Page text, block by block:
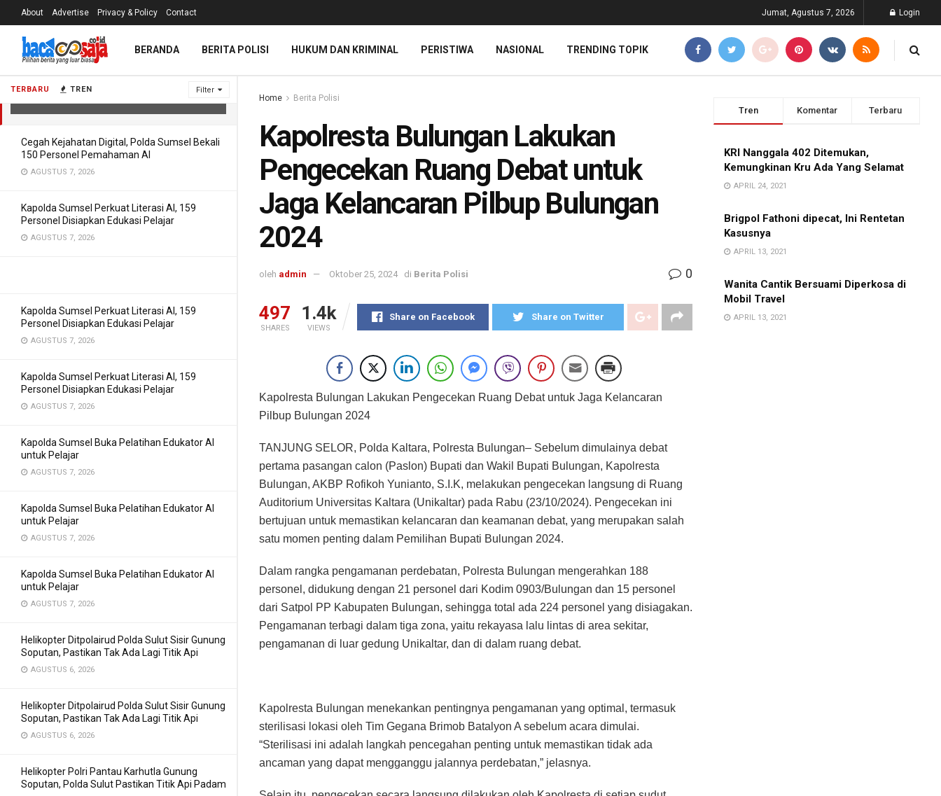
TERBARU TREN Filter
Kapolresta Bulungan Lakukan
Pengecekan Ruang Debat untuk Jaga
Cegah Kejahatan Digital, Polda Sumsel Bekali
150 Personel Pemahaman AI
AGUSTUS 7, 2026
Kapolda Sumsel Perkuat Literasi AI, 159
Personel Disiapkan Edukasi Pelajar
AGUSTUS 7, 2026
Kapolda Sumsel Perkuat Literasi AI, 159
Personel Disiapkan Edukasi Pelajar
AGUSTUS 7, 2026
Kapolda Sumsel Perkuat Literasi AI, 159
Personel Disiapkan Edukasi Pelajar
AGUSTUS 7, 2026
Kapolda Sumsel Buka Pelatihan Edukator AI
untuk Pelajar
AGUSTUS 7, 2026
Kapolda Sumsel Buka Pelatihan Edukator AI
untuk Pelajar
AGUSTUS 7, 2026
Kapolda Sumsel Buka Pelatihan Edukator AI
untuk Pelajar
AGUSTUS 7, 2026
Helikopter Ditpolairud Polda Sulut Sisir Gunung
Soputan, Pastikan Tak Ada Lagi Titik Api
AGUSTUS 6, 2026
Helikopter Ditpolairud Polda Sulut Sisir Gunung
Soputan, Pastikan Tak Ada Lagi Titik Api
AGUSTUS 6, 2026
Helikopter Polri Pantau Karhutla Gunung
Soputan, Polda Sulut Pastikan Titik Api Padam
About Advertise Privacy & Policy Contact Jumat, Agustus 7, 2026 Login
BERANDA BERITA POLISI HUKUM DAN KRIMINAL PERISTIWA NASIONAL TRENDING TOPIK
Home Berita Polisi
Kapolresta Bulungan Lakukan
Pengecekan Ruang Debat untuk
Jaga Kelancaran Pilbup Bulungan
2024
oleh admin Oktober 25, 2024 di Berita Polisi 0
497
SHARES
1.4k
VIEWS
Share on Facebook Share on Twitter
Kapolresta Bulungan Lakukan Pengecekan Ruang Debat untuk Jaga Kelancaran
Pilbup Bulungan 2024
TANJUNG SELOR, Polda Kaltara, Polresta Bulungan– Sebelum dimulainya debat
pertama pasangan calon (Paslon) Bupati dan Wakil Bupati Bulungan, Kapolresta
Bulungan, AKBP Rofikoh Yunianto, S.I.K, melakukan pengecekan langsung di Ruang
Auditorium Universitas Kaltara (Unikaltar) pada Rabu (23/10/2024). Pengecekan ini
bertujuan untuk memastikan kelancaran dan keamanan debat, yang merupakan salah
satu momen penting dalam Pemilihan Bupati Bulungan 2024.
Dalam rangka pengamanan perdebatan, Polresta Bulungan mengerahkan 188
personel, didukung dengan 21 personel dari Kodim 0903/Bulungan dan 15 personel
dari Satpol PP Kabupaten Bulungan, sehingga total ada 224 personel yang disiagakan.
Pengamanan terbagi dalam tiga zona, yaitu rekayasa lalu lintas di area sekitar,
pengamanan di luar gedung Unikaltar, dan di dalam ruang debat.
Kapolresta Bulungan menekankan pentingnya pengamanan yang optimal, termasuk
sterilisasi lokasi oleh Tim Gegana Brimob Batalyon A sebelum acara dimulai.
“Sterilisasi ini adalah langkah pencegahan penting untuk memastikan tidak ada
ancaman yang dapat mengganggu jalannya perdebatan,” jelasnya.
Tren Komentar Terbaru
KRI Nanggala 402 Ditemukan,
Kemungkinan Kru Ada Yang Selamat
APRIL 24, 2021
Brigpol Fathoni dipecat, Ini Rentetan
Kasusnya
APRIL 13, 2021
Wanita Cantik Bersuami Diperkosa di
Mobil Travel
APRIL 13, 2021